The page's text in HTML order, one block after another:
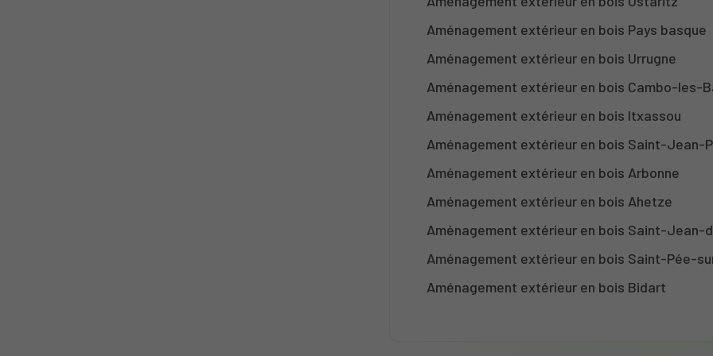
Aménagement extérieur en bois Pays basque
Aménagement extérieur en bois Urrugne
Aménagement extérieur en bois Cambo-les-
Aménagement extérieur en bois Itxassou
Aménagement extérieur en bois Saint-Jean-
Aménagement extérieur en bois Arbonne
Aménagement extérieur en bois Ahetze
Aménagement extérieur en bois Saint-Jean-
Aménagement extérieur en bois Saint-Pée-
Aménagement extérieur en bois Bidart